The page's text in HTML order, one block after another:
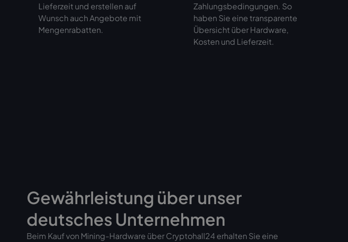
Lieferzeit und erstellen auf
Wunsch auch Angebote mit
Mengenrabatten.
Zahlungsbedingungen. So
haben Sie eine transparente
Übersicht über Hardware,
Kosten und Lieferzeit.
Gewährleistung über unser
deutsches Unternehmen
Beim Kauf von Mining-Hardware über Cryptohall24 erhalten Sie eine